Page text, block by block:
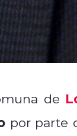
de
por parte